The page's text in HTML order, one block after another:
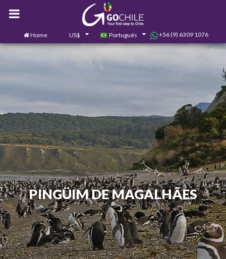
Home US$ Português +56 (9) 6309 1076
PINGÜIM DE MAGALHÃES